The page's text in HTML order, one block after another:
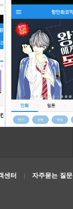
센터 자주묻는 질문